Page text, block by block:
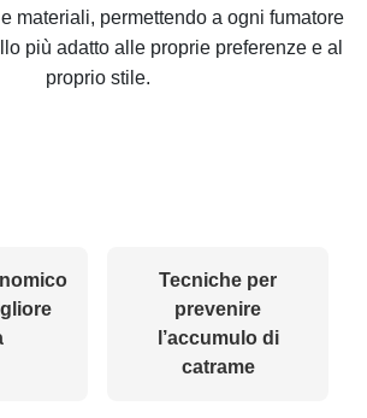
materiali, permettendo a ogni fumatore
più adatto alle proprie preferenze e al
proprio stile.
Tecniche per
prevenire
l’accumulo di
catrame